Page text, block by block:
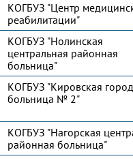
КОГБУЗ "Центр
реабилитации"
КОГБУЗ "Нолинская
центральная районная
больница"
КОГБУЗ "Кировская
больница № 2"
КОГБУЗ "Нагорская
районная больница"